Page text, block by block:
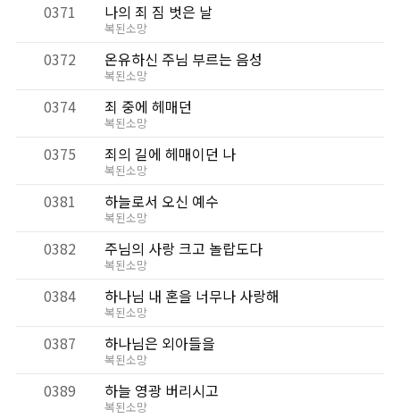
0371 나의 죄 짐 벗은 날
복된소망
0372 온유하신 주님 부르는 음성
복된소망
0374 죄 중에 헤매던
복된소망
0375 죄의 길에 헤매이던 나
복된소망
0381 하늘로서 오신 예수
복된소망
0382 주님의 사랑 크고 놀랍도다
복된소망
0384 하나님 내 혼을 너무나 사랑해
복된소망
0387 하나님은 외아들을
복된소망
0389 하늘 영광 버리시고
복된소망